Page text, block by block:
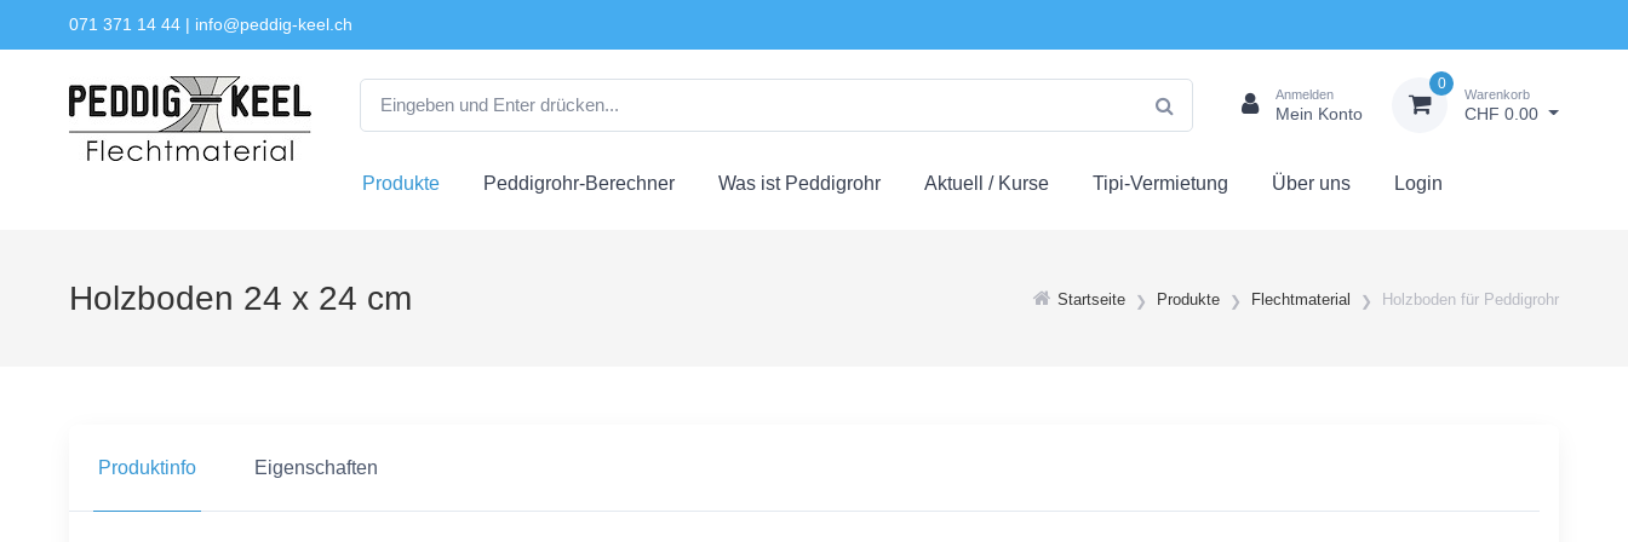
071 371 14 44 | info@peddig-keel.ch
Anmelden
Mein Konto
0
Warenkorb
CHF 0.00
Produkte Peddigrohr-Berechner Was ist Peddigrohr Aktuell / Kurse Tipi-Vermietung Über uns Login
Startseite Produkte Flechtmaterial Holzboden für Peddigrohr
Holzboden 24 x 24 cm
Produktinfo Eigenschaften